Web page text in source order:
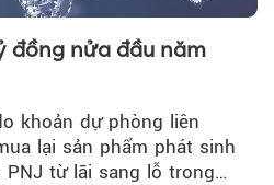
đồng nửa đầu năm
khoản dự phòng liên
lại sản phẩm phát sinh
từ lãi sang lỗ trong